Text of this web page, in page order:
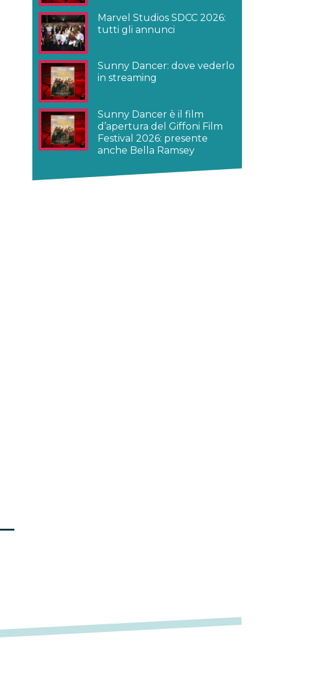
Marvel Studios SDCC 2026:
tutti gli annunci
Sunny Dancer: dove vederlo
in streaming
Sunny Dancer è il film
d’apertura del Giffoni Film
Festival 2026: presente
anche Bella Ramsey